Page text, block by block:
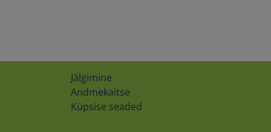
Jälgimine
Andmekaitse
Küpsise seaded